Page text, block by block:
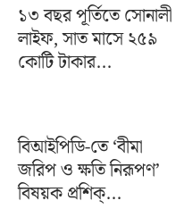
১৩ বছর পূর্তিতে সোনালী
লাইফ, সাত মাসে ২৫৯
কোটি টাকার...
বিআইপিডি-তে ‘বীমা
জরিপ ও ক্ষতি নিরূপণ’
বিষয়ক প্রশিক্...